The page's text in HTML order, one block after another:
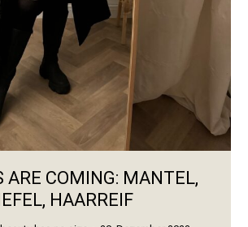
ARE COMING: MANTEL,
HAARREIF